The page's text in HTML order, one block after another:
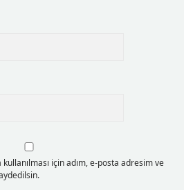
için adım, e-posta adresim ve